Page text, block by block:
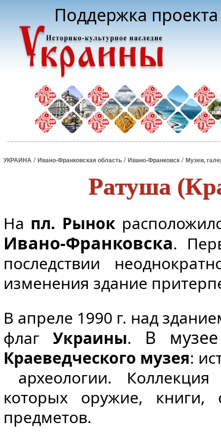
Поддержка
УКРАИНА / Ивано-Франковская область / Ивано-Франковск / Музеи,
Ратуша
На пл. Рынок
Ивано-Франковска.
последствии
изменения здание
В апреле 1990 г. над
флаг Украины. В музее
Краеведческого музея:
археологии.
которых оружие, книги,
предметов.